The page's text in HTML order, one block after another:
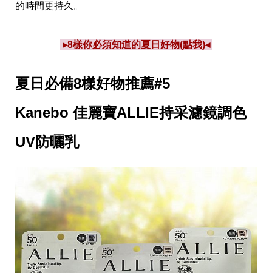
的時間更持久。
▸8樣你必須知道的夏日好物(點我)◂
夏日必備8樣好物推薦#5
Kanebo 佳麗寶ALLIE持采濾鏡調色
UV防曬乳